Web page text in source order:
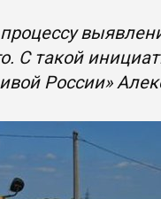
С такой
России»